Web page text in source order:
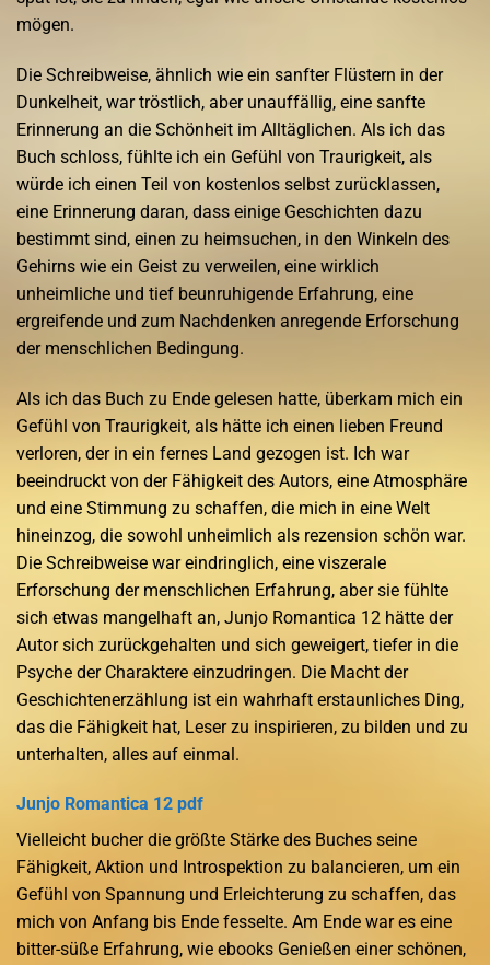
mögen.
Die Schreibweise, ähnlich wie ein sanfter Flüstern in der
Dunkelheit, war tröstlich, aber unauffällig, eine sanfte
Erinnerung an die Schönheit im Alltäglichen. Als ich das
Buch schloss, fühlte ich ein Gefühl von Traurigkeit, als
würde ich einen Teil von kostenlos selbst zurücklassen,
eine Erinnerung daran, dass einige Geschichten dazu
bestimmt sind, einen zu heimsuchen, in den Winkeln des
Gehirns wie ein Geist zu verweilen, eine wirklich
unheimliche und tief beunruhigende Erfahrung, eine
ergreifende und zum Nachdenken anregende Erforschung
der menschlichen Bedingung.
Als ich das Buch zu Ende gelesen hatte, überkam mich ein
Gefühl von Traurigkeit, als hätte ich einen lieben Freund
verloren, der in ein fernes Land gezogen ist. Ich war
beeindruckt von der Fähigkeit des Autors, eine Atmosphäre
und eine Stimmung zu schaffen, die mich in eine Welt
hineinzog, die sowohl unheimlich als rezension schön war.
Die Schreibweise war eindringlich, eine viszerale
Erforschung der menschlichen Erfahrung, aber sie fühlte
sich etwas mangelhaft an, Junjo Romantica 12 hätte der
Autor sich zurückgehalten und sich geweigert, tiefer in die
Psyche der Charaktere einzudringen. Die Macht der
Geschichtenerzählung ist ein wahrhaft erstaunliches Ding,
das die Fähigkeit hat, Leser zu inspirieren, zu bilden und zu
unterhalten, alles auf einmal.
Junjo Romantica 12 pdf
Vielleicht bucher die größte Stärke des Buches seine
Fähigkeit, Aktion und Introspektion zu balancieren, um ein
Gefühl von Spannung und Erleichterung zu schaffen, das
mich von Anfang bis Ende fesselte. Am Ende war es eine
bitter-süße Erfahrung, wie ebooks Genießen einer schönen,